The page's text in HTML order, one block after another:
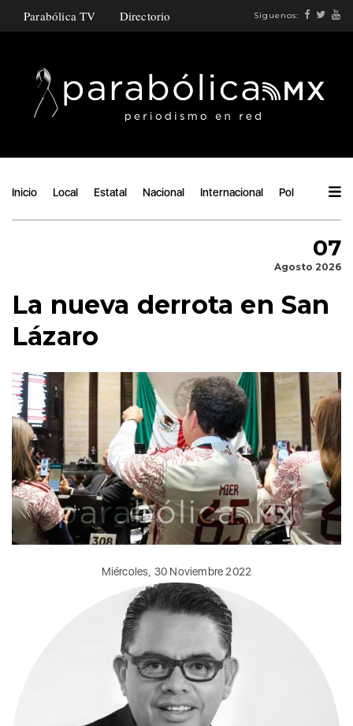
Parabólica TV Directorio Síguenos:
Inicio Local Estatal Nacional Internacional Política
07
Agosto 2026
La nueva derrota en San
Lázaro
Miércoles, 30 Noviembre 2022